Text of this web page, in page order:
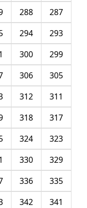
287
288
293
294
299
300
305
306
311
312
317
318
323
324
329
330
335
336
341
342